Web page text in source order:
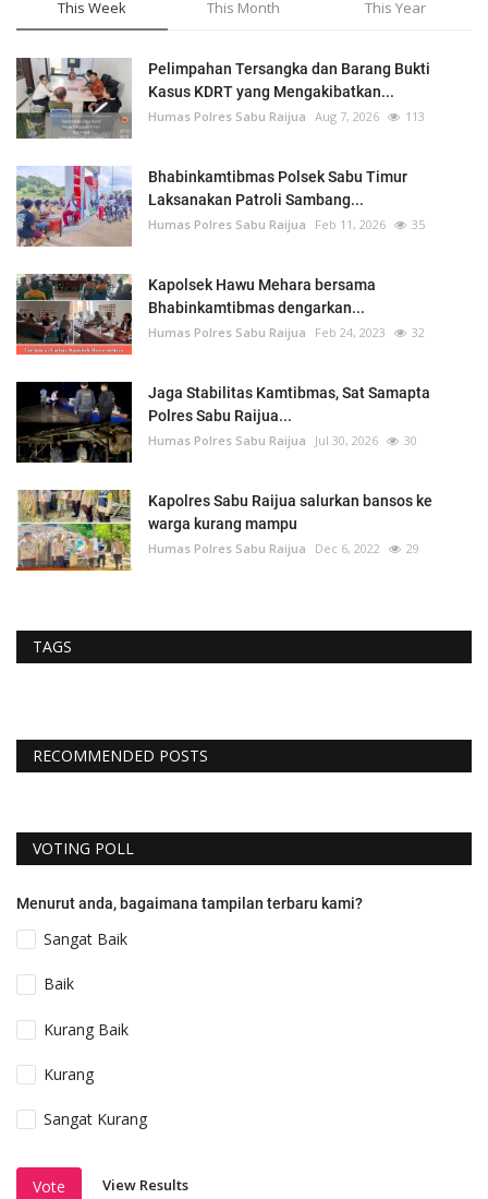
This Week This Month This Year
Pelimpahan Tersangka dan Barang Bukti
Kasus KDRT yang Mengakibatkan...
Humas Polres Sabu Raijua Aug 7, 2026 113
Bhabinkamtibmas Polsek Sabu Timur
Laksanakan Patroli Sambang...
Humas Polres Sabu Raijua Feb 11, 2026 35
Kapolsek Hawu Mehara bersama
Bhabinkamtibmas dengarkan...
Humas Polres Sabu Raijua Feb 24, 2023 32
Jaga Stabilitas Kamtibmas, Sat Samapta
Polres Sabu Raijua...
Humas Polres Sabu Raijua Jul 30, 2026 30
Kapolres Sabu Raijua salurkan bansos ke
warga kurang mampu
Humas Polres Sabu Raijua Dec 6, 2022 29
TAGS
RECOMMENDED POSTS
VOTING POLL
Menurut anda, bagaimana tampilan terbaru kami?
Sangat Baik
Baik
Kurang Baik
Kurang
Sangat Kurang
Vote View Results